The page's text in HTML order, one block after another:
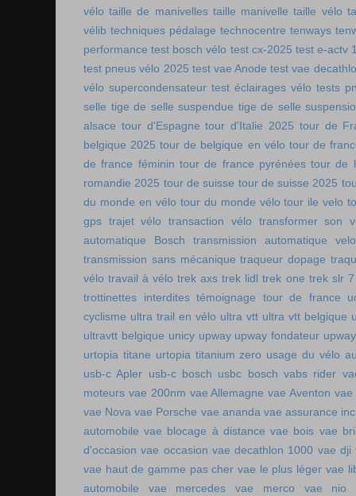
vélo taille de manivelles taille manivelle taille vélo
vélib techniques pédalage technocentre tenways
performance test bosch vélo test cx-2025 test e-actv
test pneus vélo 2025 test vae Anode test vae
vélo supercondensateur test éclairages vélo tests
selle tige de selle suspendue tige de selle
alsace tour d'Espagne tour d'Italie 2025 tour de
belgique 2025 tour de belgique en vélo tour de
de france féminin tour de france pyrénées tour de
romandie 2025 tour de suisse tour de suisse 2025
du monde en vélo tour du monde vélo tour ile velo
gps trajet vélo transaction vélo
transformer son
automatique Bosch
transmission automatique
transmission sans mécanique traqueur dopage
vélo travail à vélo trek axs trek lidl trek one trek slr 7
trottinettes interdites témoignage tour de france
cyclisme ultra trail en vélo ultra vtt ultra vtt belgique
ultravtt belgique unicy upway upway fondateur
urtopia titane urtopia titanium zero usage du vélo
usb-c Apler usb-c bosch usbc bosch vabs rider
moteurs vae 200nm vae Allemagne vae Aventon vae
vae Nova vae Porsche vae ananda vae assurance
automobile vae blocage à distance vae bois vae
d'occasion vae occasion vae decathlon 1000 vae dji
vae haut de gamme pas cher vae le plus léger vae
automobile
vae mercedes vae merco
vae nio